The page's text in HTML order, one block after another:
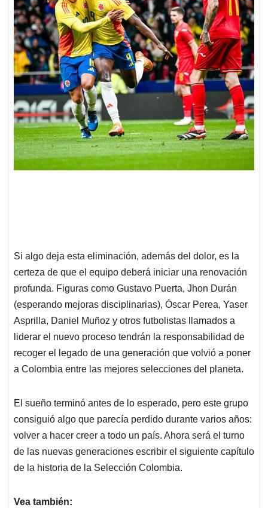
Si algo deja esta eliminación, además del dolor, es la
certeza de que el equipo deberá iniciar una renovación
profunda. Figuras como Gustavo Puerta, Jhon Durán
(esperando mejoras disciplinarias), Óscar Perea, Yaser
Asprilla, Daniel Muñoz y otros futbolistas llamados a
liderar el nuevo proceso tendrán la responsabilidad de
recoger el legado de una generación que volvió a poner
a Colombia entre las mejores selecciones del planeta.
El sueño terminó antes de lo esperado, pero este grupo
consiguió algo que parecía perdido durante varios años:
volver a hacer creer a todo un país. Ahora será el turno
de las nuevas generaciones escribir el siguiente capítulo
de la historia de la Selección Colombia.
Vea también: